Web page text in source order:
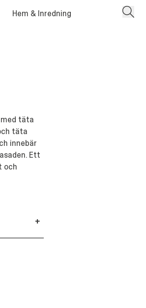
Hem & Inredning
täta
täta
innebär
Ett
och
+